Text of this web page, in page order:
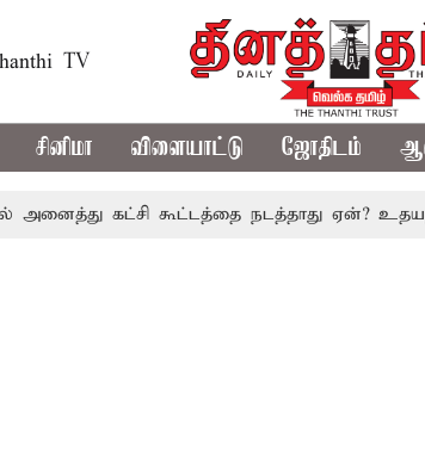
TV
சினிமா விளையாட்டு ஜோதிடம்
கட்சி கூட்டத்தை நடத்தாது ஏன்? உதயநிதி